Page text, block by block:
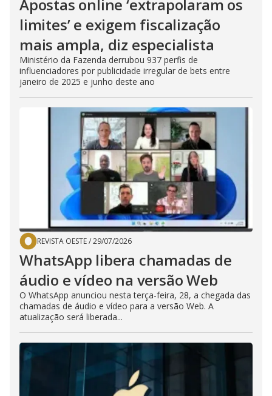
Apostas online ‘extrapolaram os
limites’ e exigem fiscalização
mais ampla, diz especialista
Ministério da Fazenda derrubou 937 perfis de
influenciadores por publicidade irregular de bets entre
janeiro de 2025 e junho deste ano
REVISTA OESTE/29/07/2026
WhatsApp libera chamadas de
áudio e vídeo na versão Web
O WhatsApp anunciou nesta terça-feira, 28, a chegada das
chamadas de áudio e vídeo para a versão Web. A
atualização será liberada...